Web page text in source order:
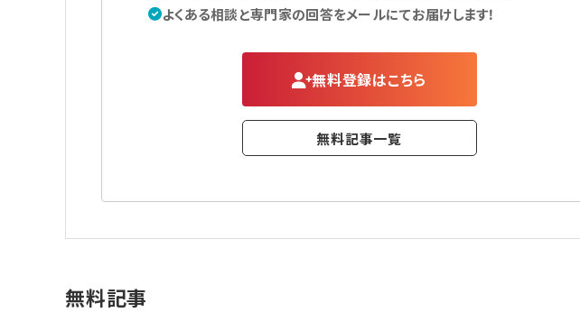
よくある相談と専門家の回答をメールにてお届けします！
無料登録はこちら
無料記事一覧
無料記事